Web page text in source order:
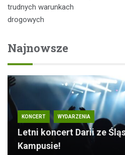
trudnych warunkach
drogowych
Najnowsze
KONCERT WYDARZENIA
Letni koncert Darii ze
Kampusie!